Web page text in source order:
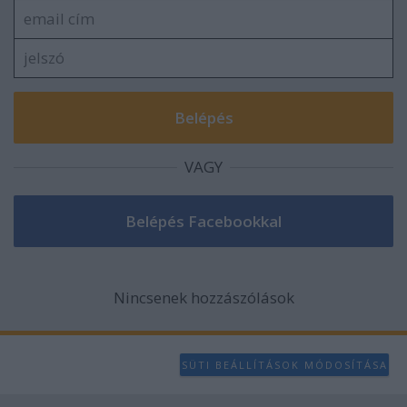
VAGY
Nincsenek hozzászólások
SÜTI BEÁLLÍTÁSOK MÓDOSÍTÁSA